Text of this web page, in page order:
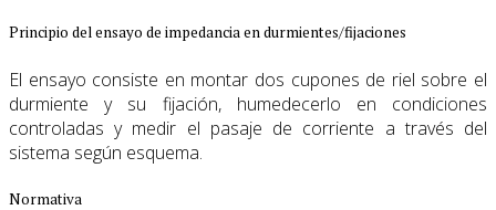
Principio del ensayo de impedancia en durmientes/fijaciones
El ensayo consiste en montar dos cupones de riel sobre el
durmiente y su fijación, humedecerlo en condiciones
controladas y medir el pasaje de corriente a través del
sistema según esquema.
Normativa